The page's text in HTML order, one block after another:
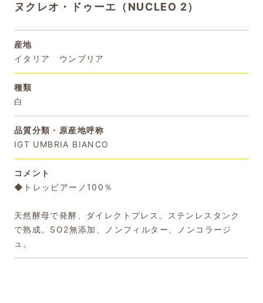
ヌクレオ・ドゥーエ（NUCLEO 2）
産地
イタリア ウンブリア
種類
白
品質分類・原産地呼称
IGT UMBRIA BIANCO
コメント
◆トレッビアーノ100％
天然酵母で発酵、ダイレクトプレス。ステンレスタンク
で熟成。SO2無添加、ノンフィルター、ノンコラージ
ュ。